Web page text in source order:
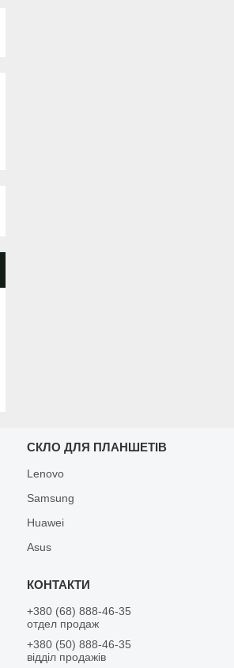
СКЛО ДЛЯ ПЛАНШЕТІВ
Lenovo
Samsung
Huawei
Asus
+380 (68) 888-46-35
отдел продаж
+380 (50) 888-46-35
відділ продажів